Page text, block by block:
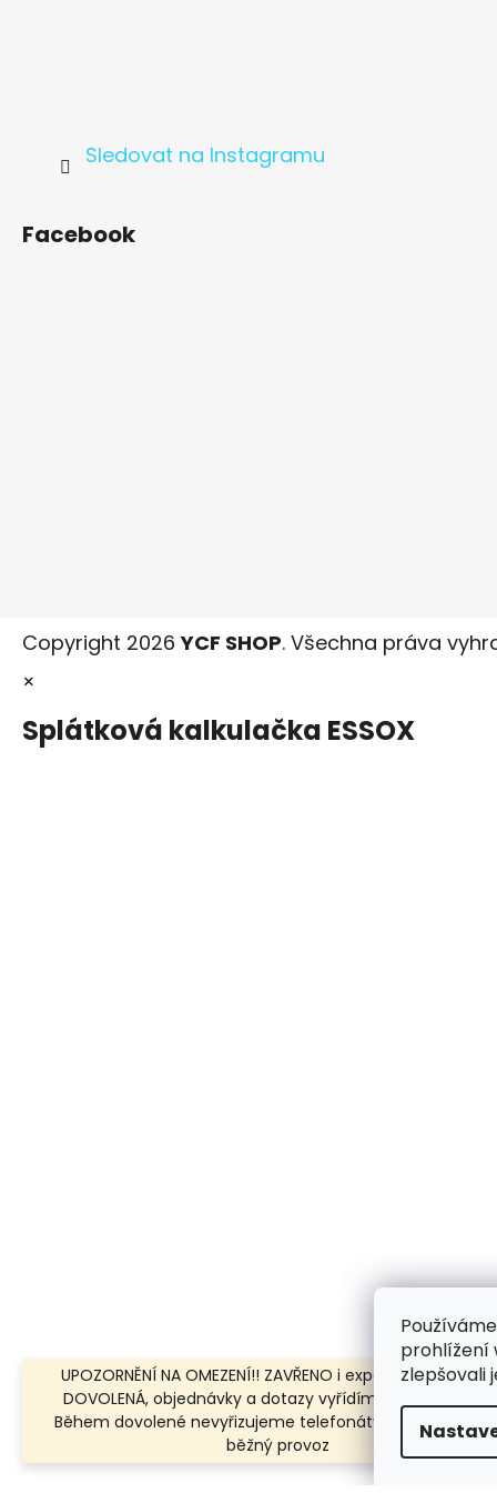
prohlížení
zlepšovali
UPOZORNĚNÍ NA OMEZENÍ!! ZAVŘENO i expedice | 31.7.-8.8.
DOVOLENÁ, objednávky a dotazy vyřídíme po dovolené.
Během dovolené nevyřizujeme telefonáty!!! | Ostatní dny
běžný provoz
Sledovat na Instagramu
Facebook
Copyright 2026YCF SHOP. Všechna práva
×
Splátková kalkulačka ESSOX